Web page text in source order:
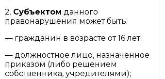
2. Субъектом данного
правонарушения может быть:
— гражданин в возрасте от 16 лет;
— должностное лицо, назначенное
приказом (либо решением
собственника, учредителями);